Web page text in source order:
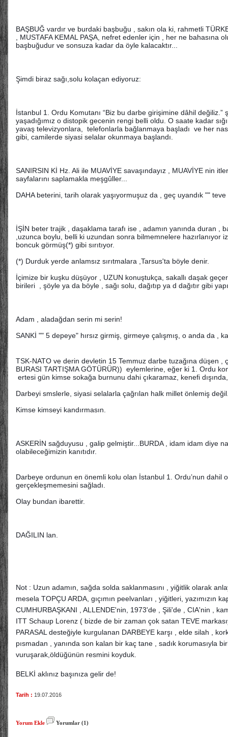
BAŞBUĞ vardır ve burdaki başbuğu , sakın ola ki, rahmetli
, MUSTAFA KEMAL PAŞA, nefret edenler için , her ne bahasına
başbuğudur ve sonsuza kadar da öyle kalacaktır...
Şimdi biraz sağı,solu kolaçan ediyoruz:
İstanbul 1. Ordu Komutanı “Biz bu darbe girişimine dâhil
yaşadığımız o distopik gecenin rengi belli oldu. O saate kadar
yavaş televizyonlara, telefonlarla bağlanmaya başladı ve her
gibi, camilerde siyasi selalar okunmaya başlandı.
SANIRSIN Kİ Hz. Ali ile MUAVİYE savaşındayız , MUAVİYE nin
sayfalarını saplamakla meşgûller...
DAHA beterini, tarih olarak yaşıyormuşuz da , geç uyandık ""
İŞİN beter trajik , daşaklama tarafı ise , adamın yanında duran ,
,uzunca boylu, belli ki uzundan sonra bilmemnelere hazırlanıyor
boncuk görmüş(*) gibi sırıtıyor.
(*) Durduk yerde anlamsız sırıtmalara ,Tarsus'ta böyle denir.
İçimize bir kuşku düşüyor , UZUN konuştukça, sakallı daşak
birileri , şöyle ya da böyle , sağı solu, dağıtıp ya d dağıtır gibi
Adam , aladağdan serin mi serin!
SANKİ "" 5 depeye" hırsız girmiş, girmeye çalışmış, o anda da ,
TSK-NATO ve derin devletin 15 Temmuz darbe tuzağına düşen ,
BURASI TARTIŞMA GÖTÜRÜR)) eylemlerine, eğer ki 1. Ordu
ertesi gün kimse sokağa burnunu dahi çıkaramaz, kenefi
Darbeyi smslerle, siyasi selalarla çağrılan halk millet önlemiş
Kimse kimseyi kandırmasın.
ASKERİN sağduyusu , galip gelmiştir...BURDA , idam idam diye
olabileceğimizin kanıtıdır.
Darbeye ordunun en önemli kolu olan İstanbul 1. Ordu’nun dahil
gerçekleşmemesini sağladı.
Olay bundan ibarettir.
DAĞILIN lan.
Not : Uzun adamın, sağda solda saklanmasını , yiğitlik olarak
mesela TOPÇU ARDA, gıçımın peelvanları , yiğitleri, yazımızın
CUMHURBAŞKANI , ALLENDE'nin, 1973'de , Şili'de , CIA'nin ,
ITT Schaup Lorenz ( bizde de bir zaman çok satan TEVE
PARASAL desteğiyle kurgulanan DARBEYE karşı , elde silah ,
pısmadan , yanında son kalan bir kaç tane , sadık korumasıyla
vuruşarak,öldüğünün resmini koyduk.
BELKİ aklınız başınıza gelir de!
Tarih : 19.07.2016
Yorum Ekle Yorumlar (1)